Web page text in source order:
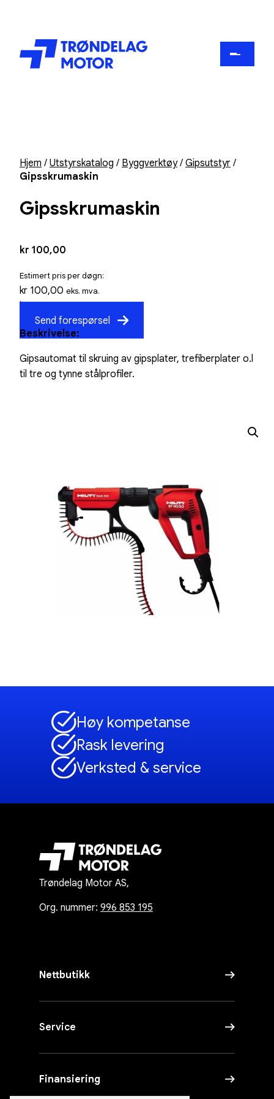
Hjem / Utstyrskatalog / Byggverktøy/ Gipsutstyr /
Gipsskrumaskin
Gipsskrumaskin
kr 100,00
Estimert pris per døgn:
kr 100,00 eks. mva.
kr125,00
Send forespørsel
Beskrivelse:
Gipsautomat til skruing av gipsplater, trefiberplater o.l
til tre og tynne stålprofiler.
Høy kompetanse
Rask levering
Verksted & service
Trøndelag Motor AS,
Org. nummer: 996 853 195
Nettbutikk
Service
Finansiering